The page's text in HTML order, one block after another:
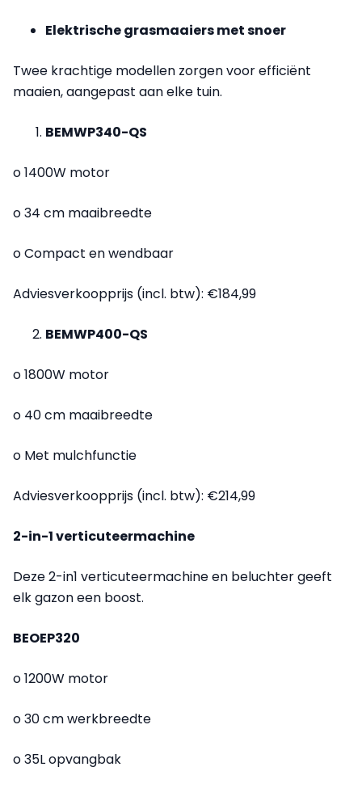
Elektrische grasmaaiers met snoer
Twee krachtige modellen zorgen voor efficiënt
maaien, aangepast aan elke tuin.
BEMWP340-QS
o 1400W motor
o 34 cm maaibreedte
o Compact en wendbaar
Adviesverkoopprijs (incl. btw): €184,99
BEMWP400-QS
o 1800W motor
o 40 cm maaibreedte
o Met mulchfunctie
Adviesverkoopprijs (incl. btw): €214,99
2-in-1 verticuteermachine
Deze 2-in1 verticuteermachine en beluchter geeft
elk gazon een boost.
BEOEP320
o 1200W motor
o 30 cm werkbreedte
o 35L opvangbak